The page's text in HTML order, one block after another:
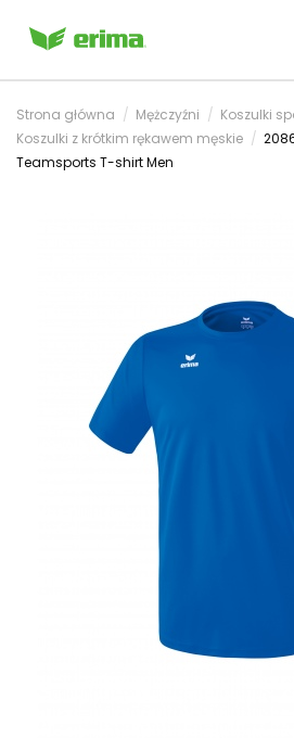
Strona główna Mężczyźni
Koszulki
Koszulki z krótkim rękawem męskie
Teamsports T-shirt Men